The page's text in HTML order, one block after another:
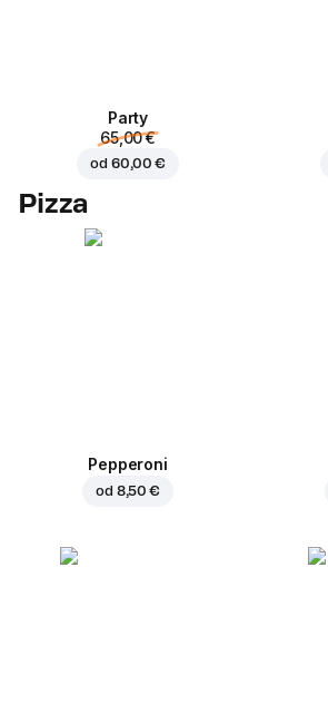
Party
65,00 €
od 60,00 €
Pizza
Pepperoni
od 8,50 €